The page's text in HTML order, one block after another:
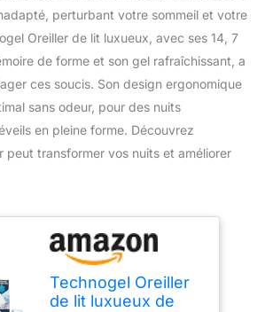
perturbant votre sommeil et votre
Oreiller de lit luxueux, avec ses 14, 7
de forme et son gel rafraîchissant, a
ces soucis. Son design ergonomique
sans odeur, pour des nuits
en pleine forme. Découvrez
peut transformer vos nuits et améliorer
Technogel Oreiller
de lit luxueux de